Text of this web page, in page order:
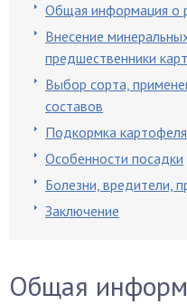
Общая информация о
Внесение
предшественники
Выбор сорта,
составов
Подкормка
Особенности посадки
Болезни, вредители,
Заключение
Общая